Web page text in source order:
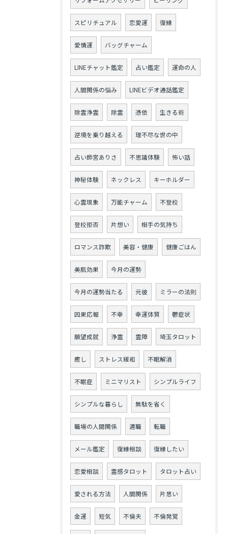
スピリチュアル 恋愛運 復縁
愛情運 バッグチャーム
LINEチャット鑑定 占い鑑定 運命の人
人間関係の悩み LINEビデオ通話鑑定
除霊浄霊 除霊 憑依 生きる術
逆境を乗り越える 理不尽な世の中
占い師宮ありさ 不思議体験 怖い話
神秘体験 ネックレス キーホルダー
心霊現象 万能チャーム 不登校
登校拒否 片想い 相手の気持ち
ロマンス詐欺 美容・健康 健康ごはん
美肌効果 今月の運勢
今月の運勢当たる 元彼 ミラーの法則
因果応報 不幸 幸運体質 鬱症状
願望成就 浄霊 霊障 埼玉タロット
癒し ストレス緩和 不眠解消
不眠症 ミニマリスト シンプルライフ
シンプルな暮らし 無駄を省く
職場の人間関係 適職 転職
メール鑑定 復縁相談 復縁したい
恋愛相談 霊感タロット タロット占い
愛される方法 人間関係 片思い
金運 短気 不倫夫 不倫発覚